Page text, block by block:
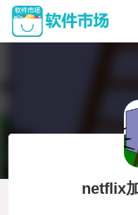
netflix